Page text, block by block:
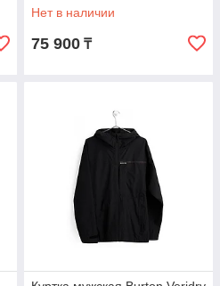
Нет в наличии
75 900 ₸